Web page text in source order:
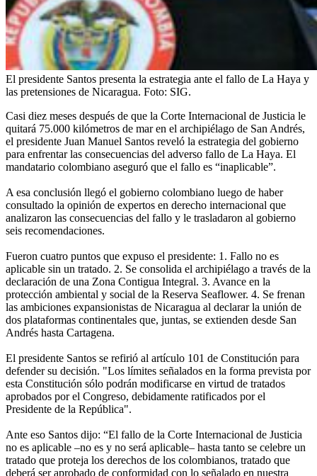
El presidente Santos presenta la estrategia ante el fallo de La Haya y
las pretensiones de Nicaragua. Foto: SIG.
Casi diez meses después de que la Corte Internacional de Justicia le
quitará 75.000 kilómetros de mar en el archipiélago de San Andrés,
el presidente Juan Manuel Santos reveló la estrategia del gobierno
para enfrentar las consecuencias del adverso fallo de La Haya. El
mandatario colombiano aseguró que el fallo es “inaplicable”.
A esa conclusión llegó el gobierno colombiano luego de haber
consultado la opinión de expertos en derecho internacional que
analizaron las consecuencias del fallo y le trasladaron al gobierno
seis recomendaciones.
Fueron cuatro puntos que expuso el presidente: 1. Fallo no es
aplicable sin un tratado. 2. Se consolida el archipiélago a través de la
declaración de una Zona Contigua Integral. 3. Avance en la
protección ambiental y social de la Reserva Seaflower. 4. Se frenan
las ambiciones expansionistas de Nicaragua al declarar la unión de
dos plataformas continentales que, juntas, se extienden desde San
Andrés hasta Cartagena.
El presidente Santos se refirió al artículo 101 de Constitución para
defender su decisión. "Los límites señalados en la forma prevista por
esta Constitución sólo podrán modificarse en virtud de tratados
aprobados por el Congreso, debidamente ratificados por el
Presidente de la República".
Ante eso Santos dijo: “El fallo de la Corte Internacional de Justicia
no es aplicable –no es y no será aplicable– hasta tanto se celebre un
tratado que proteja los derechos de los colombianos, tratado que
deberá ser aprobado de conformidad con lo señalado en nuestra